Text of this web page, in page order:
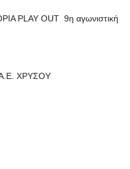
PLAY OUT 9η αγωνιστική
ΧΡΥΣΟΥ